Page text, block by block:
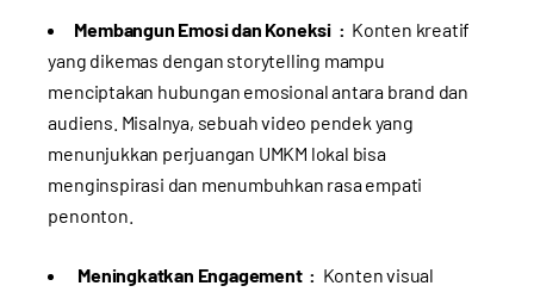
Membangun Emosi dan Koneksi : Konten kreatif
yang dikemas dengan storytelling mampu
menciptakan hubungan emosional antara brand dan
audiens. Misalnya, sebuah video pendek yang
menunjukkan perjuangan UMKM lokal bisa
menginspirasi dan menumbuhkan rasa empati
penonton.
Meningkatkan Engagement : Konten visual